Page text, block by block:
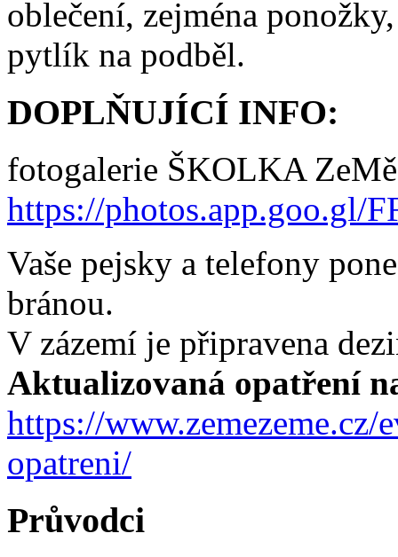
oblečení, zejména
pytlík na podběl.
DOPLŇUJÍCÍ INFO:
fotogalerie ŠKOLKA
https://photos.app.goo.gl/
Vaše pejsky a telefony
bránou.
V zázemí je připravena
Aktualizovaná opatření
https://www.zemezeme.cz/
opatreni/
Průvodci